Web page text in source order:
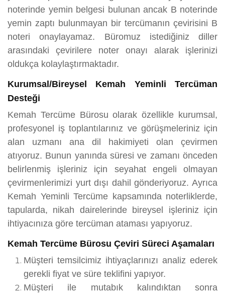
noterinde yemin belgesi bulunan ancak B noterinde
yemin zaptı bulunmayan bir tercümanın çevirisini B
noteri onaylayamaz. Büromuz istediğiniz diller
arasındaki çevirilere noter onayı alarak işlerinizi
oldukça kolaylaştırmaktadır.
Kurumsal/Bireysel Kemah Yeminli Tercüman
Desteği
Kemah Tercüme Bürosu olarak özellikle kurumsal,
profesyonel iş toplantılarınız ve görüşmeleriniz için
alan uzmanı ana dil hakimiyeti olan çevirmen
atıyoruz. Bunun yanında süresi ve zamanı önceden
belirlenmiş işleriniz için seyahat engeli olmayan
çevirmenlerimizi yurt dışı dahil gönderiyoruz. Ayrıca
Kemah Yeminli Tercüme kapsamında noterliklerde,
tapularda, nikah dairelerinde bireysel işleriniz için
ihtiyacınıza göre tercüman ataması yapıyoruz.
Kemah Tercüme Bürosu Çeviri Süreci Aşamaları
Müşteri temsilcimiz ihtiyaçlarınızı analiz ederek
gerekli fiyat ve süre teklifini yapıyor.
Müşteri ile mutabık kalındıktan sonra